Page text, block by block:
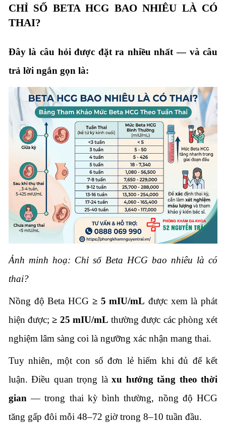
CHỈ SỐ BETA HCG BAO NHIÊU LÀ CÓ
THAI?
Đây là câu hỏi được đặt ra nhiều nhất — và câu
trả lời ngắn gọn là:
Ảnh minh hoạ: Chỉ số Beta HCG bao nhiêu là có
thai?
Nồng độ Beta HCG ≥ 5 mIU/mL được xem là phát
hiện được;≥ 25 mIU/mL thường được các phòng xét
nghiệm lâm sàng coi là ngưỡng xác nhận mang thai.
Tuy nhiên, một con số đơn lẻ hiếm khi đủ để kết
luận. Điều quan trọng làxu hướng tăng theo thời
gian — trong thai kỳ bình thường, nồng độ HCG
tăng gấp đôi mỗi 48–72 giờ trong 8–10 tuần đầu.